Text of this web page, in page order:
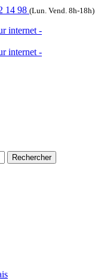
14 98 (Lun. Vend. 8h-18h)
Rechercher